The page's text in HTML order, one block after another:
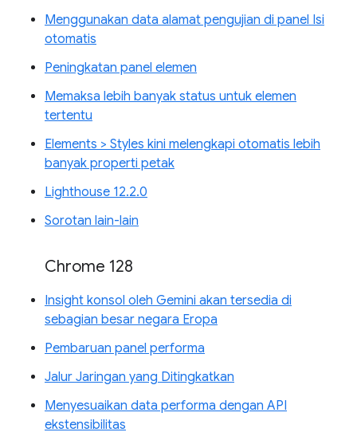
Menggunakan data alamat pengujian di panel Isi
otomatis
Peningkatan panel elemen
Memaksa lebih banyak status untuk elemen
tertentu
Elements > Styles kini melengkapi otomatis lebih
banyak properti petak
Lighthouse 12.2.0
Sorotan lain-lain
Chrome 128
Insight konsol oleh Gemini akan tersedia di
sebagian besar negara Eropa
Pembaruan panel performa
Jalur Jaringan yang Ditingkatkan
Menyesuaikan data performa dengan API
ekstensibilitas